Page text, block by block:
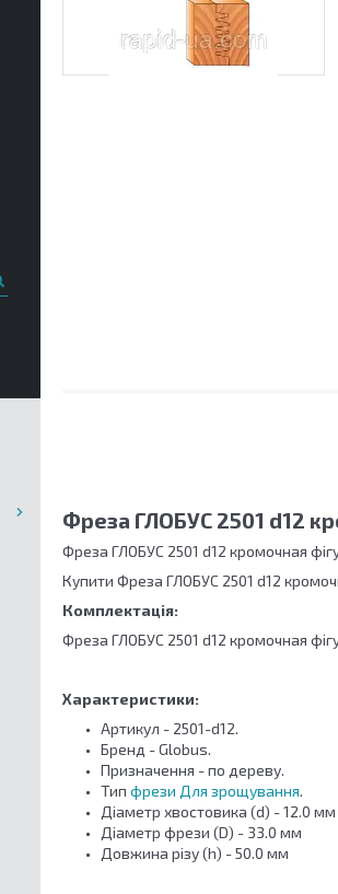
Фреза ГЛОБУС 2501 d12
Фреза ГЛОБУС 2501 d12 кромочная
Купити Фреза ГЛОБУС 2501 d12
Комплектація:
Фреза ГЛОБУС 2501 d12 кромочная
Характеристики:
Артикул - 2501-d12.
Бренд - Globus.
Призначення - по дереву.
Тип фрези Для зрощування.
Діаметр хвостовика (d) - 12.0 мм
Діаметр фрези (D) - 33.0 мм
Довжина різу (h) - 50.0 мм